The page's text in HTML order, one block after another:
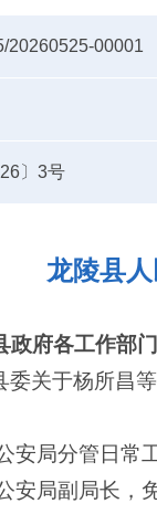
20260525-00001
〕3号
龙陵县
政府各工作部
委关于杨所昌
安局分管日常
安局副局长，